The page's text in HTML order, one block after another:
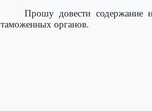
Прошу довести содержание
таможенных органов.